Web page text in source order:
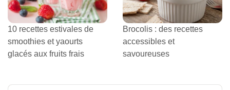
10 recettes estivales de
smoothies et yaourts
glacés aux fruits frais
Brocolis : des recettes
accessibles et
savoureuses